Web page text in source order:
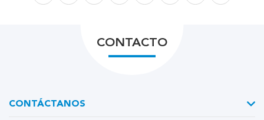
CONTACTO
CONTÁCTANOS